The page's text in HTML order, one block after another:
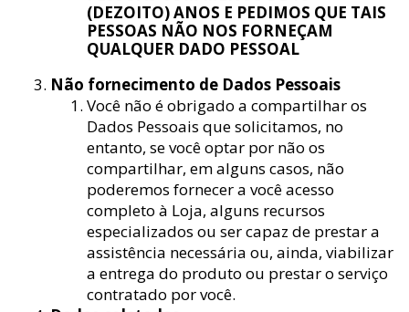
(DEZOITO) ANOS E PEDIMOS QUE TAIS
PESSOAS NÃO NOS FORNEÇAM
QUALQUER DADO PESSOAL
Não fornecimento de Dados Pessoais
Você não é obrigado a compartilhar os
Dados Pessoais que solicitamos, no
entanto, se você optar por não os
compartilhar, em alguns casos, não
poderemos fornecer a você acesso
completo à Loja, alguns recursos
especializados ou ser capaz de prestar a
assistência necessária ou, ainda, viabilizar
a entrega do produto ou prestar o serviço
contratado por você.